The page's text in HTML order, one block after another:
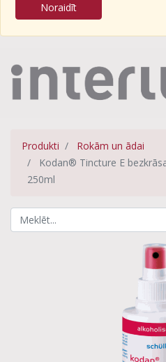
Noraidīt
Produkti
Rokām un ādai
Kodan® Tincture E
250ml